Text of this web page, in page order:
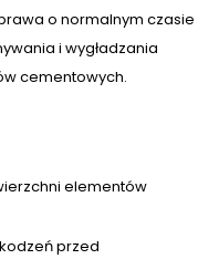
o normalnym czasie
i wygładzania
cementowych.
elementów
przed